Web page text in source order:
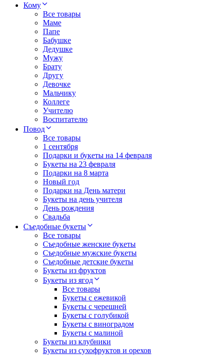
Кому
Все товары
Маме
Папе
Бабушке
Дедушке
Мужу
Брату
Другу
Девочке
Мальчику
Коллеге
Учителю
Воспитателю
Повод
Все товары
1 сентября
Подарки и букеты на 14 февраля
Букеты на 23 февраля
Подарки на 8 марта
Новый год
Подарки на День матери
Букеты на день учителя
День рождения
Свадьба
Съедобные букеты
Все товары
Съедобные женские букеты
Съедобные мужские букеты
Съедобные детские букеты
Букеты из фруктов
Букеты из ягод
Все товары
Букеты с ежевикой
Букеты с черешней
Букеты с голубикой
Букеты с виноградом
Букеты с малиной
Букеты из клубники
Букеты из сухофруктов и орехов